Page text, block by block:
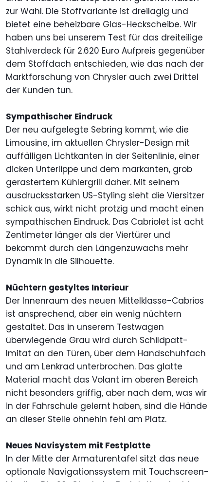
zur Wahl. Die Stoffvariante ist dreilagig und
bietet eine beheizbare Glas-Heckscheibe. Wir
haben uns bei unserem Test für das dreiteilige
Stahlverdeck für 2.620 Euro Aufpreis gegenüber
dem Stoffdach entschieden, wie das nach der
Marktforschung von Chrysler auch zwei Drittel
der Kunden tun.
Sympathischer Eindruck
Der neu aufgelegte Sebring kommt, wie die
Limousine, im aktuellen Chrysler-Design mit
auffälligen Lichtkanten in der Seitenlinie, einer
dicken Unterlippe und dem markanten, grob
gerastertem Kühlergrill daher. Mit seinem
ausdrucksstarken US-Styling sieht die Viersitzer
schick aus, wirkt nicht protzig und macht einen
sympathischen Eindruck. Das Cabriolet ist acht
Zentimeter länger als der Viertürer und
bekommt durch den Längenzuwachs mehr
Dynamik in die Silhouette.
Nüchtern gestyltes Interieur
Der Innenraum des neuen Mittelklasse-Cabrios
ist ansprechend, aber ein wenig nüchtern
gestaltet. Das in unserem Testwagen
überwiegende Grau wird durch Schildpatt-
Imitat an den Türen, über dem Handschuhfach
und am Lenkrad unterbrochen. Das glatte
Material macht das Volant im oberen Bereich
nicht besonders griffig, aber nach dem, was wir
in der Fahrschule gelernt haben, sind die Hände
an dieser Stelle ohnehin fehl am Platz.
Neues Navisystem mit Festplatte
In der Mitte der Armaturentafel sitzt das neue
optionale Navigationssystem mit Touchscreen-